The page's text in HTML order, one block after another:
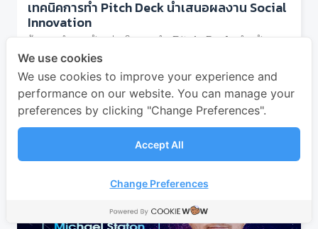
เทคนิคการทำ Pitch Deck นำเสนอผลงาน Social
Innovation
ข้อแนะนำและตัวอย่างในการทำ Pitch Deck สำหรับ
Social Enterprise (SE) ที่เน้นการสร้าง Impact ต่อ
สังคม
Pat Thitipattakul
May 12, 2025
We use cookies
We use cookies to improve your experience and
performance on our website. You can manage your
preferences by clicking "Change Preferences".
Accept All
Change Preferences